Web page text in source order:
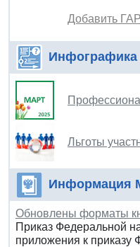
Добавить
Инфографика
Льготы
Информация
Обновлены форматы
Приказ Федеральной
приложения к приказу